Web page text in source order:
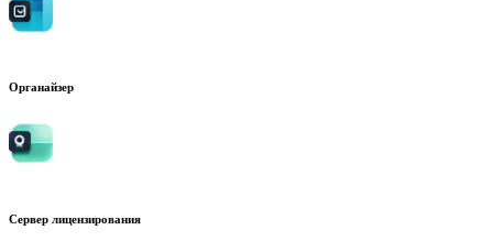
Органайзер
Сервер лицензирования